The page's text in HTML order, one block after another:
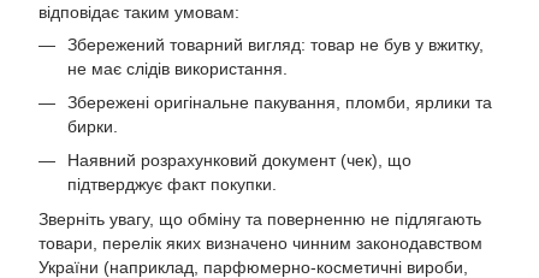
відповідає таким умовам:
Збережений товарний вигляд: товар не був у вжитку,
не має слідів використання.
Збережені оригінальне пакування, пломби, ярлики та
бирки.
Наявний розрахунковий документ (чек), що
підтверджує факт покупки.
Зверніть увагу, що обміну та поверненню не підлягають
товари, перелік яких визначено чинним законодавством
України (наприклад, парфюмерно-косметичні вироби,